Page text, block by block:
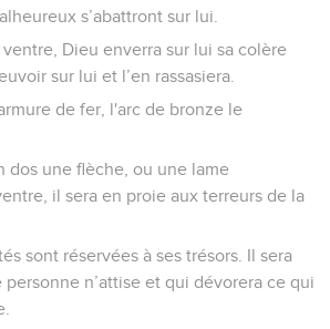
s’abattront sur lui.
Dieu enverra sur lui sa colère
sur lui et l’en rassasiera.
de fer, l'arc de bronze le
dos une flèche, ou une lame
il sera en proie aux terreurs de la
sont réservées à ses trésors. Il sera
n’attise et qui dévorera ce qui